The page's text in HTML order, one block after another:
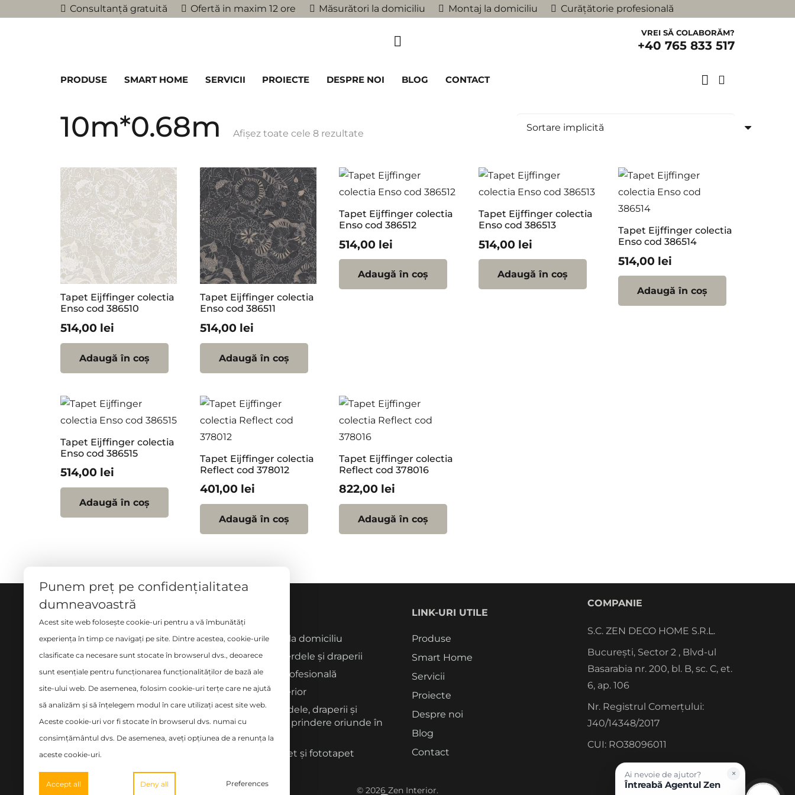
Consultanță gratuită Ofertă in maxim 12 ore Măsurători la domiciliu Montaj la domiciliu Curățătorie profesională
VREI SĂ COLABORĂM?
+40 765 833 517
PRODUSE SMART HOME SERVICII PROIECTE DESPRE NOI BLOG CONTACT
10m*0.68m Afișez toate cele 8 rezultate
Tapet Eijffinger colectia
Enso cod 386510
514,00 lei
Adaugă în coș
Tapet Eijffinger colectia
Enso cod 386511
514,00 lei
Adaugă în coș
Tapet Eijffinger colectia
Enso cod 386512
514,00 lei
Adaugă în coș
Tapet Eijffinger colectia
Enso cod 386513
514,00 lei
Adaugă în coș
Tapet Eijffinger colectia
Enso cod 386514
514,00 lei
Adaugă în coș
Tapet Eijffinger colectia
Enso cod 386515
514,00 lei
Adaugă în coș
Tapet Eijffinger colectia
Reflect cod 378012
401,00 lei
Adaugă în coș
Tapet Eijffinger colectia
Reflect cod 378016
822,00 lei
Adaugă în coș
Ne implicăm cu pasiune și
seriozitate în tot ce facem și ne
place să credem că avem o
abordare diferită în domeniul
amenajărilor interioare.
Măsurători la domiciliu
Croitorie perdele și draperii
Curățare profesională
Design interior
Montaj perdele, draperii și
sisteme de prindere oriunde în
țară!
Montaj tapet și fototapet
LINK-URI UTILE
Produse
Smart Home
Servicii
Proiecte
Despre noi
Blog
Contact
COMPANIE
S.C. ZEN DECO HOME S.R.L.
București, Sector 2 , Blvd-ul
Basarabia nr. 200, bl. B, sc. C, et.
6, ap. 106
Nr. Registrul Comerțului:
J40/14348/2017
CUI: RO38096011
© 2026 Zen Interior.
×
Ai nevoie de ajutor?
Întreabă Agentul Zen
Punem preț pe confidențialitatea
dumneavoastră
Acest site web folosește cookie-uri pentru a vă îmbunătăți
experiența în timp ce navigați pe site. Dintre acestea, cookie-urile
clasificate ca necesare sunt stocate în browserul dvs., deoarece
sunt esențiale pentru funcționarea funcționalităților de bază ale
site-ului web. De asemenea, folosim cookie-uri terțe care ne ajută
să analizăm și să înțelegem modul în care utilizați acest site web.
Aceste cookie-uri vor fi stocate în browserul dvs. numai cu
consimțământul dvs. De asemenea, aveți opțiunea de a renunța la
aceste cookie-uri.
Accept all Deny all Preferences